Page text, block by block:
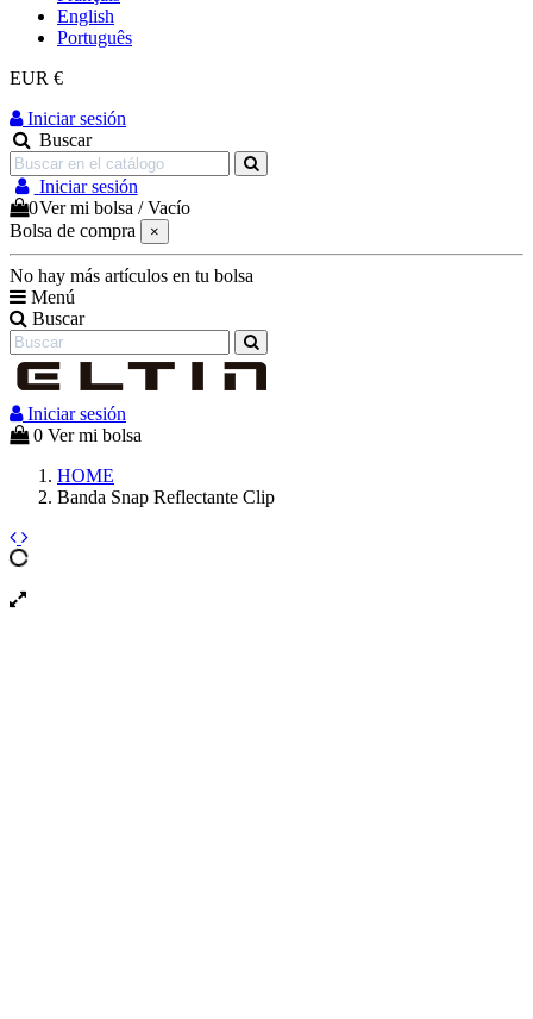
English
Português
EUR €
Iniciar sesión
Buscar
Iniciar sesión
0Ver mi bolsa /Vacío
Bolsa de compra
×
No hay más artículos en tu bolsa
Menú
Buscar
Iniciar sesión
0 Ver mi bolsa
HOME
Banda Snap Reflectante Clip